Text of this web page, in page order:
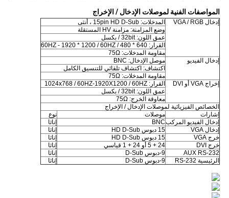
المواصفات الفنية لموصلات الإدخال / الإخراج
إدخال VGA / RGB
المدخلات: 15pin HD D-Sub ، أنثى
وضع المزامنة: مزامنة HV المستقلة
عمق اللون: 32bit / بكسل
القرار: 640 * 480 / 60HZ - 1920 * 1200 / 60HZ
مقاومة المدخلات: 75Ω
إدخال الفيديو
موصل الإدخال: BNC
اكتشاف: اكتشاف تلقائي للتنسيق الكامل
مقاومة المدخلات: 75Ω
إخراج VGA أو DVI
القرار: 1024x768 / 60HZ-1920X1200 / 60HZ
عمق اللون: 32bit / بكسل
معاوقة الخرج: 75Ω
الخصائص الفيزيائية لموصلات الإدخال / الإخراج
إشارات
موصلات
نوع
إدخال الفيديو المركبBNC
إناثا
إدخال VGA
15 دبوس HD D-Sub
إناثا
خرج VGA
15 دبوس HD D-Sub
إناثا
خرج DVI
24 + 5 أو 24 + 1 قياسي
إناثا
AUX RS-232
9-دبوس D-Sub
إناثا
الرئيسية RS-232
9-دبوس D-Sub إناثا